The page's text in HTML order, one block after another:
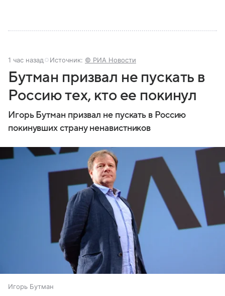
1 час назад Источник: © РИА Новости
Бутман призвал не пускать в
Россию тех, кто ее покинул
Игорь Бутман призвал не пускать в Россию
покинувших страну ненавистников
Игорь Бутман